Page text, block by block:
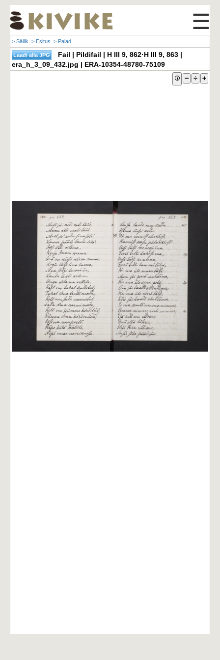
☰
> Säilik > Esitus > Palad
Fail | Pildifail | H III 9, 862·H III 9, 863 |
era_h_3_09_432.jpg | ERA-10354-48780-75109